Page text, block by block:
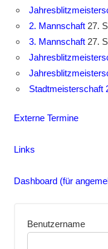
2. Mannschaft 27.
3. Mannschaft 27.
Stadtmeisterschaft
Externe Termine
Links
Dashboard (für
Benutzername